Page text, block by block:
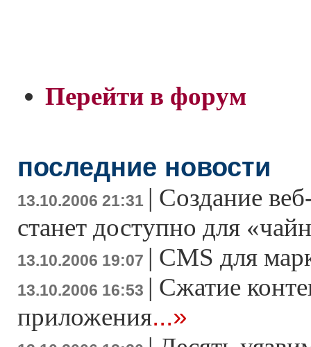
Перейти в форум
последние новости
13.10.2006 21:31 | Создание
станет доступно для
13.10.2006 19:07 | CMS для
13.10.2006 16:53 | Сжатие
приложения...»